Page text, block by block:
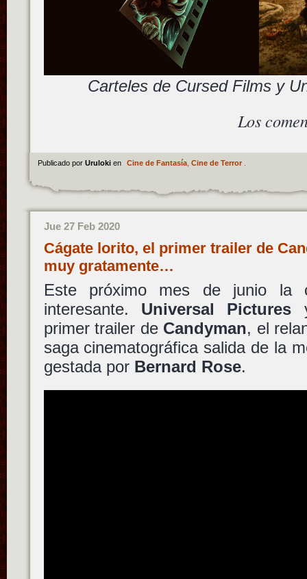
Carteles de Cursed Films y
Los
Publicado por Uruloki en Cine de Fantasía, Cine de Terror.
Jue 27 Feb 2020
Cágate lorito, el primer trailer de
muy gratamente…
Este próximo mes de junio la
interesante. Universal Pictures
primer trailer de Candyman, el
saga cinematográfica salida de la
gestada por Bernard Rose.